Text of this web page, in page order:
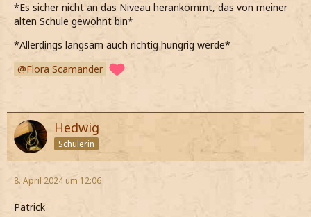
*Es sicher nicht an das Niveau herankommt, das von meiner
alten Schule gewohnt bin*
*Allerdings langsam auch richtig hungrig werde*
Flora Scamander
Hedwig
Schülerin
8. April 2024 um 12:06
Patrick